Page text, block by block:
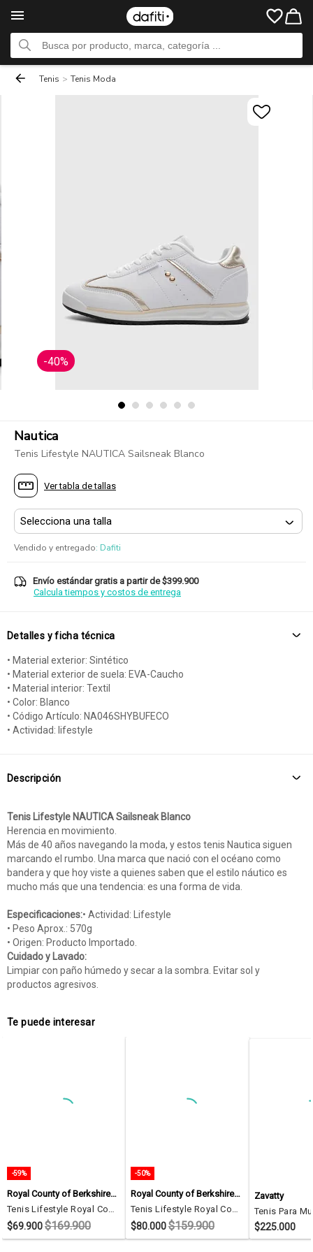
Tenis > Tenis Moda
-40%
Nautica
Tenis Lifestyle NAUTICA Sailsneak Blanco
Ver tabla de tallas
Vendido y entregado: Dafiti
Envío estándar gratis a partir de $399.900
Calcula tiempos y costos de entrega
Detalles y ficha técnica
• Material exterior: Sintético
• Material exterior de suela: EVA-Caucho
• Material interior: Textil
• Color: Blanco
• Código Artículo: NA046SHYBUFECO
• Actividad: lifestyle
Descripción
Tenis Lifestyle NAUTICA Sailsneak Blanco
Herencia en movimiento.
Más de 40 años navegando la moda, y estos tenis Nautica siguen
marcando el rumbo. Una marca que nació con el océano como
bandera y que hoy viste a quienes saben que el estilo náutico es
mucho más que una tendencia: es una forma de vida.
Especificaciones:• Actividad: Lifestyle
• Peso Aprox.: 570g
• Origen: Producto Importado.
Cuidado y Lavado:
Limpiar con paño húmedo y secar a la sombra. Evitar sol y
productos agresivos.
Te puede interesar
-59%
Royal County of Berkshire Polo
Tenis Lifestyle Royal County Of Berkshire Polo Blanco
$69.900$169.900
-50%
Royal County of Berkshire Polo
Tenis Lifestyle Royal County Of Berkshire Polo Blanco
$80.000$159.900
Zavatty
$225.000